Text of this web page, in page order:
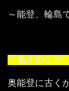
～能登、輪島
「あえのこと
奥能登に古く